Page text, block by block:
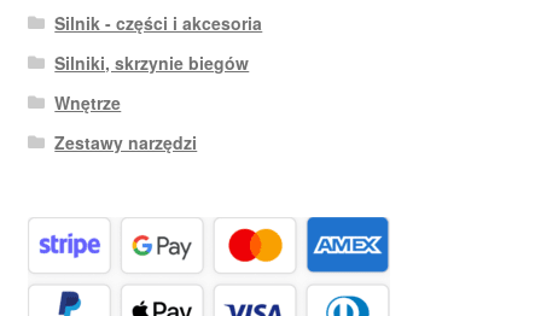
Silnik - części i akcesoria
Silniki, skrzynie biegów
Wnętrze
Zestawy narzędzi